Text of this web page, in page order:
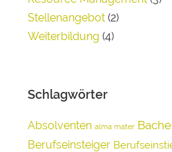
Stellenangebot (2)
Weiterbildung (4)
Schlagwörter
Absolventen alma mater
Berufseinsteiger